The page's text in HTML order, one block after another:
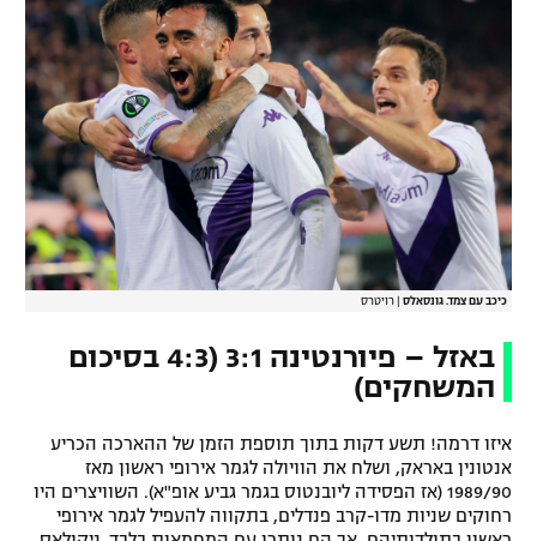
כיכב עם צמד. גונסאלס רויטרס
באזל – פיורנטינה 3:1 (4:3 בסיכום
המשחקים)
איזו דרמה! תשע דקות בתוך תוספת הזמן של ההארכה הכריע
אנטונין באראק, ושלח את הוויולה לגמר אירופי ראשון מאז
1989/90 (אז הפסידה ליובנטוס בגמר גביע אופ"א). השוויצרים היו
רחוקים שניות מדו-קרב פנדלים, בתקווה להעפיל לגמר אירופי